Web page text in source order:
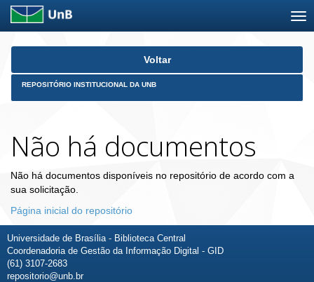
Skip
Voltar
REPOSITÓRIO INSTITUCIONAL DA UNB
Não há documentos
Não há documentos disponíveis no repositório de acordo com a
sua solicitação.
Página inicial do repositório
Universidade de Brasília - Biblioteca Central
Coordenadoria de Gestão da Informação Digital - GID
(61) 3107-2683
repositorio@unb.br